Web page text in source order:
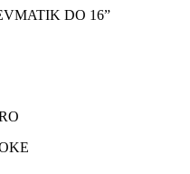
DO 16”